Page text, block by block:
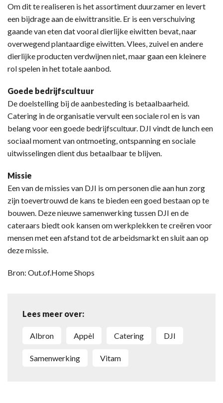
Om dit te realiseren is het assortiment duurzamer en levert
een bijdrage aan de eiwittransitie. Er is een verschuiving
gaande van eten dat vooral dierlijke eiwitten bevat, naar
overwegend plantaardige eiwitten. Vlees, zuivel en andere
dierlijke producten verdwijnen niet, maar gaan een kleinere
rol spelen in het totale aanbod.
Goede bedrijfscultuur
De doelstelling bij de aanbesteding is betaalbaarheid.
Catering in de organisatie vervult een sociale rol en is van
belang voor een goede bedrijfscultuur. DJI vindt de lunch een
sociaal moment van ontmoeting, ontspanning en sociale
uitwisselingen dient dus betaalbaar te blijven.
Missie
Een van de missies van DJI is om personen die aan hun zorg
zijn toevertrouwd de kans te bieden een goed bestaan op te
bouwen. Deze nieuwe samenwerking tussen DJI en de
cateraars biedt ook kansen om werkplekken te creëren voor
mensen met een afstand tot de arbeidsmarkt en sluit aan op
deze missie.
Bron: Out.of.Home Shops
Lees meer over:
Albron Appèl catering DJI
samenwerking Vitam